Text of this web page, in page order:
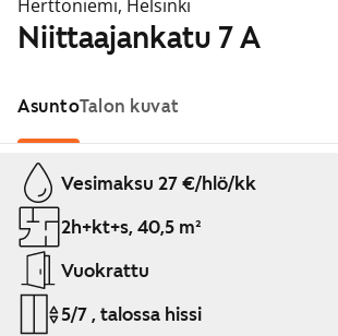
Herttoniemi, Helsinki
Niittaajankatu 7 A
AsuntoTalon kuvat
Näytetään dia 1 / 1
Vesimaksu 27 €/hlö/kk
2h+kt+s, 40,5 m²
Vuokrattu
5/7 , talossa hissi